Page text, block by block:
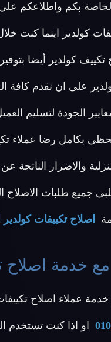
بكم واطلاعكم
كولدير اينما كنت
كولدير أيضا
على ان نقدم كافة
الجودة
بكامل رضا عملاء
والاضرار
جميع طلبات الاصلاح
اصلاح تكييفات كولدير
خدمة اصلاح
عملاء اصلاح
او اذا كنت تستخدم